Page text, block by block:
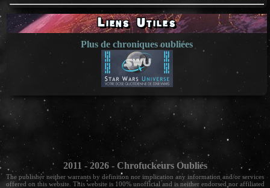
Liens Utiles
Plus de chroniques oubliées
2011 - 2026 - Chrofuckeurs Oubliés
The publisher neither warrants by definition nor implication any information and/or services
offered on this website. This website is 100% unofficial and is neither endorsed nor affiliated